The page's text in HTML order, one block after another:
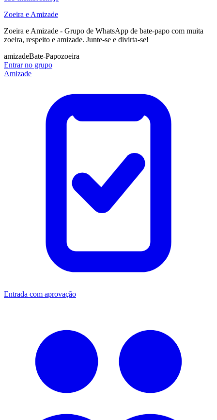
Zoeira e Amizade
Zoeira e Amizade - Grupo de WhatsApp de bate-papo com muita
zoeira, respeito e amizade. Junte-se e divirta-se!
amizadeBate-Papozoeira
Entrar no grupo
Amizade
Entrada com aprovação